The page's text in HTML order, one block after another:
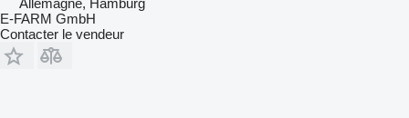
E-FARM GmbH
Contacter le vendeur